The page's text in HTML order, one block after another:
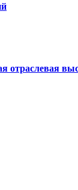
отраслевая